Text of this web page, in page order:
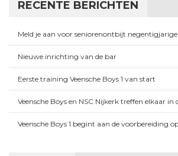
RECENTE BERICHTEN
Meld je aan voor seniorenontbijt negentigjarige
Nieuwe inrichting van de bar
Eerste training Veensche Boys 1 van start
Veensche Boys en NSC Nijkerk treffen elkaar in
Veensche Boys 1 begint aan de voorbereiding